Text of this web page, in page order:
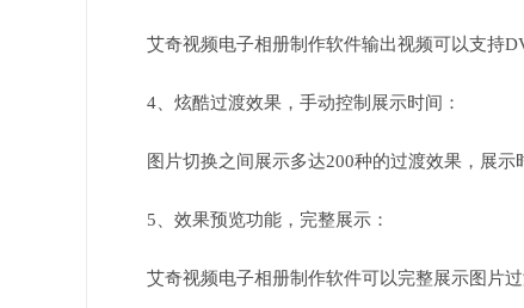
艾奇视频电子相册制作软件输出视频可以支持
4、炫酷过渡效果，手动控制展示时间：
图片切换之间展示多达200种的过渡效果，展示
5、效果预览功能，完整展示：
艾奇视频电子相册制作软件可以完整展示图片